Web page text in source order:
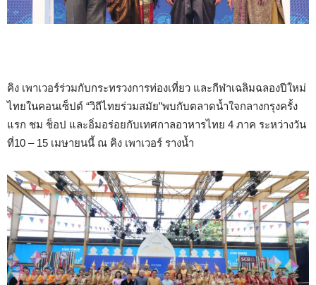
คิง เพาเวอร์ร่วมกับกระทรวงการท่องเที่ยว และกีฬาเฉลิมฉลองปีใหม่
ไทยในคอนเซ็ปต์ “วิถีไทยร่วมสมัย”พบกับตลาดน้ำใจกลางกรุงครั้ง
แรก ชม ช็อป และอิ่มอร่อยกับเทศกาลอาหารไทย 4 ภาค ระหว่างวัน
ที่10 – 15 เมษายนนี้ ณ คิง เพาเวอร์ รางน้ำ